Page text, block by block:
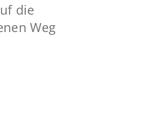
die
Weg